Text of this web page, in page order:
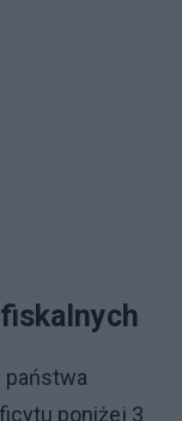
państwa
poniżej 3